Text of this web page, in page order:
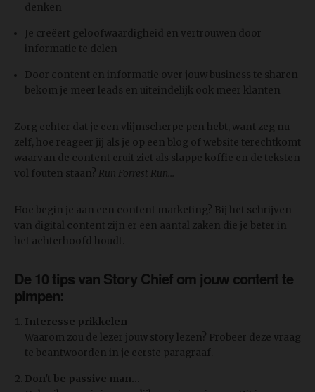
denken
Je creëert geloofwaardigheid en vertrouwen door
informatie te delen
Door content en informatie over jouw business te sharen
bekom je meer leads en uiteindelijk ook meer klanten
Zorg echter dat je een vlijmscherpe pen hebt, want zeg nu
zelf, hoe reageer jij als je op een blog of website terechtkomt
waarvan de content eruit ziet als slappe koffie en de teksten
vol fouten staan? Run Forrest Run...
Hoe begin je aan een content marketing? Bij het schrijven
van digital content zijn er een aantal zaken die je beter in
het achterhoofd houdt.
De 10 tips van Story Chief om jouw content te
pimpen:
Interesse prikkelen
Waarom zou de lezer jouw story lezen? Probeer deze vraag
te beantwoorden in je eerste paragraaf.
Don't be passive man..